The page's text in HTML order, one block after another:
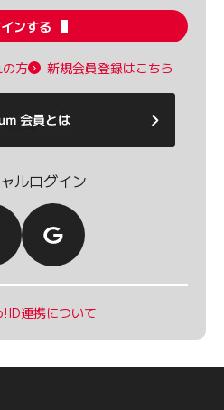
ンする
方 新規会員登録はこちら
ルログイン
連携について